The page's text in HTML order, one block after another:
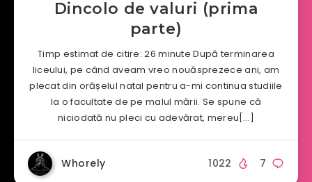
Dincolo de valuri (prima
parte)
Timp estimat de citire: 26 minute După terminarea
liceului, pe când aveam vreo nouăsprezece ani, am
plecat din orășelul natal pentru a-mi continua studiile
la o facultate de pe malul mării. Se spune că
niciodată nu pleci cu adevărat, mereu[…]
Whorely 7
1022